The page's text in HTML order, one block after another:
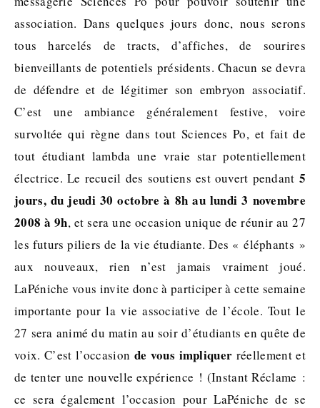
association. Dans quelques jours donc, nous serons
tous harcelés de tracts, d’affiches, de sourires
bienveillants de potentiels présidents. Chacun se devra
de défendre et de légitimer son embryon associatif.
C’est une ambiance généralement festive, voire
survoltée qui règne dans tout Sciences Po, et fait de
tout étudiant lambda une vraie star potentiellement
électrice. Le recueil des soutiens est ouvert pendant 5
jours, du jeudi 30 octobre à 8h au lundi 3 novembre
2008 à 9h, et sera une occasion unique de réunir au 27
les futurs piliers de la vie étudiante. Des « éléphants »
aux nouveaux, rien n’est jamais vraiment joué.
LaPéniche vous invite donc à participer à cette semaine
importante pour la vie associative de l’école. Tout le
27 sera animé du matin au soir d’étudiants en quête de
voix. C’est l’occasion de vous impliquer réellement et
de tenter une nouvelle expérience ! (Instant Réclame :
ce sera également l’occasion pour LaPéniche de se